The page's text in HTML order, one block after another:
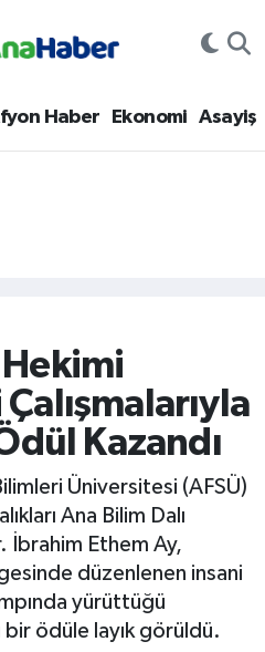
Haber Ekonomi Asayiş
Hekimi
Kazandı
Üniversitesi (AFSÜ)
Ana Bilim Dalı
İbrahim Ethem Ay,
düzenlenen insani
yürüttüğü
bir ödüle layık görüldü.
Eczaneler
Durumu
Vakitleri
Yoğunluk Haritası